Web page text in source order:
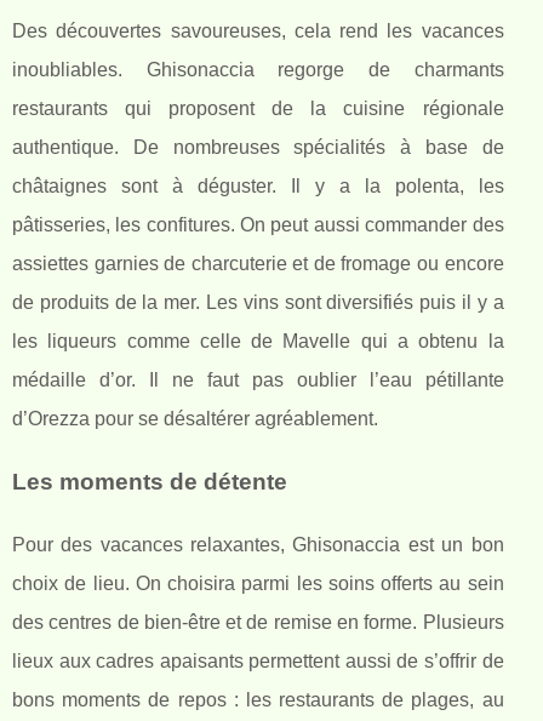
Des découvertes savoureuses, cela rend les vacances
inoubliables. Ghisonaccia regorge de charmants
restaurants qui proposent de la cuisine régionale
authentique. De nombreuses spécialités à base de
châtaignes sont à déguster. Il y a la polenta, les
pâtisseries, les confitures. On peut aussi commander des
assiettes garnies de charcuterie et de fromage ou encore
de produits de la mer. Les vins sont diversifiés puis il y a
les liqueurs comme celle de Mavelle qui a obtenu la
médaille d’or. Il ne faut pas oublier l’eau pétillante
d’Orezza pour se désaltérer agréablement.
Les moments de détente
Pour des vacances relaxantes, Ghisonaccia est un bon
choix de lieu. On choisira parmi les soins offerts au sein
des centres de bien-être et de remise en forme. Plusieurs
lieux aux cadres apaisants permettent aussi de s’offrir de
bons moments de repos : les restaurants de plages, au